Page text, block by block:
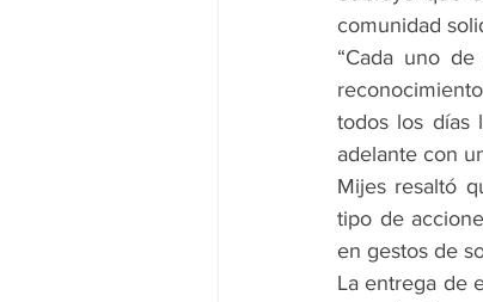
comunidad
“Cada uno
todos los días
adelante con
Mijes resaltó
tipo de
en gestos de
La entrega de